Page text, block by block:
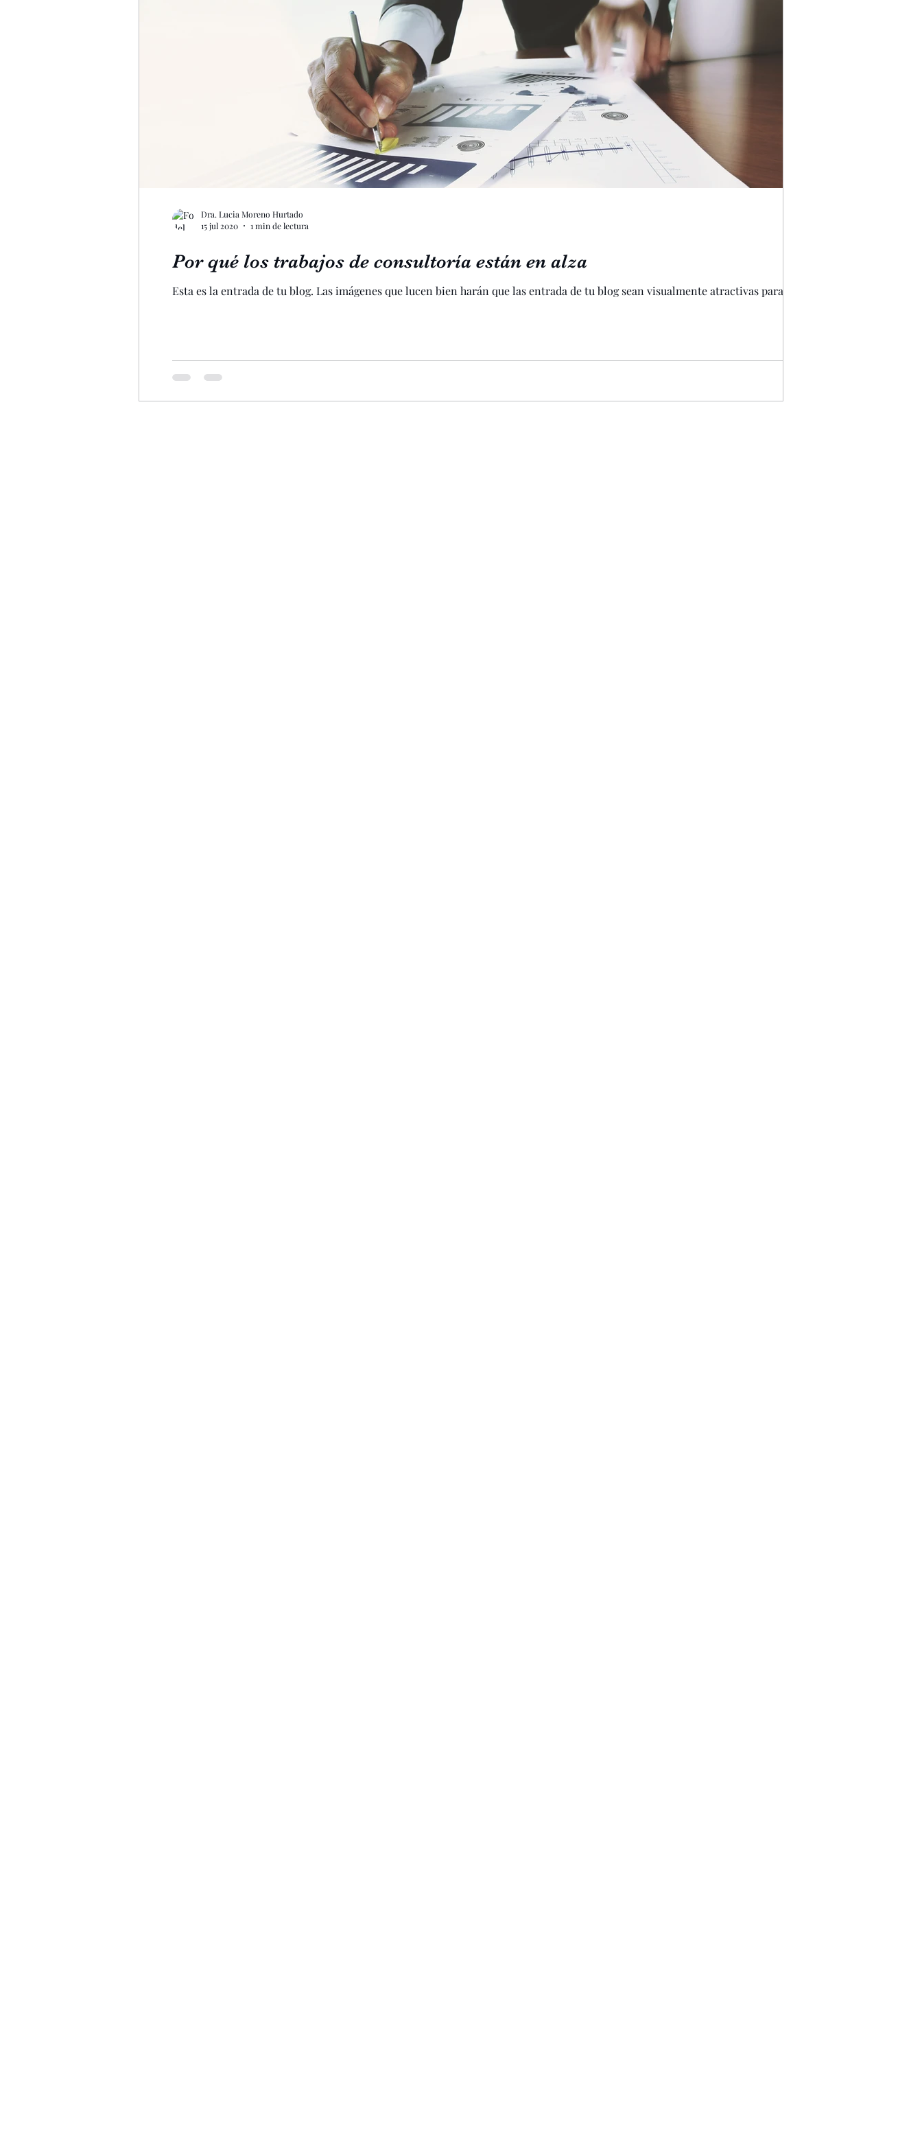
Marketing para pymes Sin categoría Pymes Redes Sociales
target valores valores compartidos coaching mentoring
Empresa Familiar Sucesión Profesionalización de las Empresas
Por qué los trabajos de consultoría están en alza
Esta es la entrada de tu blog. Las imágenes que lucen bien harán que las entrada de tu blog sean visualmente atractivas para tu...
Dra. Lucia Moreno Hurtado
15 jul 2020
1 min de lectura